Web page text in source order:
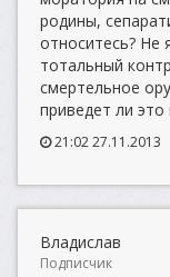
родины,
относитесь? Не
тотальный
смертельное
приведет ли
21:02 27.11.2013
Владислав
Подписчик